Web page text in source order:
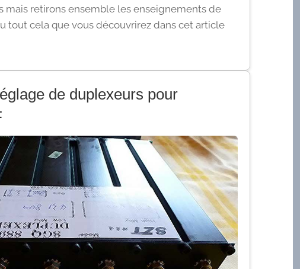
mais retirons ensemble les enseignements de
tout cela que vous découvrirez dans cet article
de duplexeurs pour